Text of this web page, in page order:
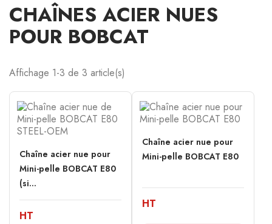
CHAÎNES ACIER NUES
POUR BOBCAT
Affichage 1-3 de 3 article(s)
Chaîne acier nue pour
Mini-pelle BOBCAT E80
(si...
HT
Chaîne acier nue pour
Mini-pelle BOBCAT E80
HT